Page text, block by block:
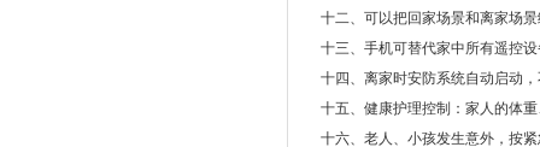
十二、可以把回家场景和离家场
十三、手机可替代家中所有遥控
十四、离家时安防系统自动启动
十五、健康护理控制：家人的体
十六、老人、小孩发生意外，按